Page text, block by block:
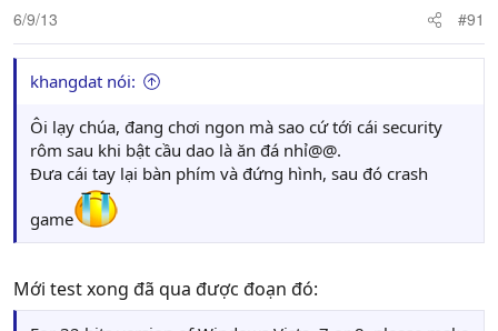
6/9/13 #91
khangdat nói:
Ôi lạy chúa, đang chơi ngon mà sao cứ tới cái security
rôm sau khi bật cầu dao là ăn đá nhỉ@@.
Đưa cái tay lại bàn phím và đứng hình, sau đó crash
game
Mới test xong đã qua được đoạn đó: